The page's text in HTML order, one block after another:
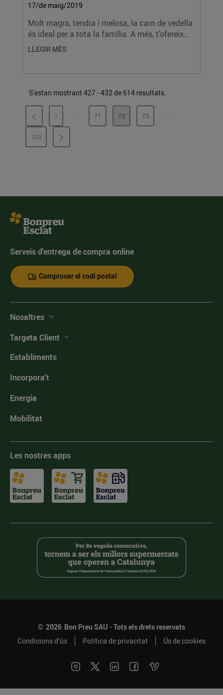
17/de maig/2019
Molt magra, tendra i melosa, la carn de vedella
és ideal per a tota la família. A més, t’ofereix...
LLEGIR MÉS
S'estan mostrant 427 - 432 de 614 resultats.
PÀGINA
1 ...PÀGINES INTERMÈDIES
PÀGINA
71 PÀGINA
72 PÀGINA
73 ...PÀGINES
PÀGINA
103
Serveis d'entrega de compra online
Comprovar el codi postal
Nosaltres
Targeta Client
Establiments
Incorpora't
Energia
Mobilitat
Les nostres apps
© 2026 Bon Preu SAU - Tots els drets reservats
Condicions d’ús
Política de privacitat Ús de cookies